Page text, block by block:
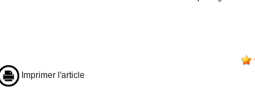
Imprimer l'article